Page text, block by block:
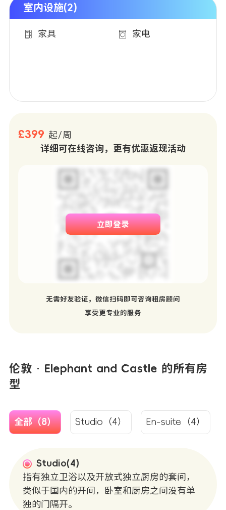
-特色设施：涵盖屋顶露台、健身房、私人餐厅、休闲休息
划了专属学习区域，方便学生高效完成学业任务。
轻松找到亚洲、非洲、拉丁美洲和加勒比风味的食品与餐
厅；步行不远即可到达Bermondsey Street，那里有各种
区域拥有丰富的历史，是标志性的Ministry of Sound夜总
会的所在地。你也可以轻松前往南岸，参观泰特现代美术
馆、国家剧院和BFI等文化场所。
室内设施(2)
家具 家电
£399 起/周
详细可在线咨询，更有优惠返现活动
立即登录
无需好友验证，微信扫码即可咨询租房顾问
享受更专业的服务
伦敦 · Elephant and Castle 的所有房
型
全部（8） Studio（4） En-suite（4）
Studio(4)
指有独立卫浴以及开放式独立厨房的套间，
类似于国内的开间，卧室和厨房之间没有单
独的门隔开。